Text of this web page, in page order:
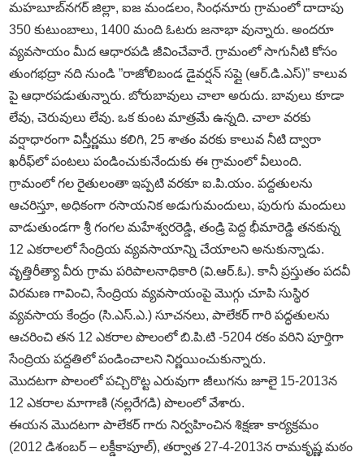
మహబూబ్నగర్ జిల్లా, ఐజ మండలం, సింధనూరు గ్రామంలో దాదాపు
350 కుటుంబాలు, 1400 మంది ఓటరు జనాభా వున్నారు. అందరూ
వ్యవసాయం మీద ఆధారపడి జీవించేవారే. గ్రామంలో సాగునీటి కోసం
తుంగభద్రా నది నుండి ”రాజోలిబండ డైవర్షన్ సప్లై (ఆర్.డి.ఎస్)” కాలువ
పై ఆధారపడుతున్నారు. బోరుబావులు చాలా అరుదు. బావులు కూడా
లేవు, చెరువులు లేవు. ఒక కుంట మాత్రమే ఉన్నది. చాలా వరకు
వర్షాధారంగా విస్తీర్ణము కలిగి, 25 శాతం వరకు కాలువ నీటి ద్వారా
ఖరీఫ్లో పంటలు పండించుకునేందుకు ఈ గ్రామంలో వీలుంది.
గ్రామంలో గల రైతులంతా ఇప్పటి వరకూ ఐ.పి.యం. పద్దతులను
ఆచరిస్తూ, అధికంగా రసాయనిక అడుగుమందులు, పురుగు మందులు
వాడుతుండగా శ్రీ గంగల మహేశ్వరరెడ్డి, తండ్రి పెద్ద భీమారెడ్డి తనకున్న
12 ఎకరాలలో సేంద్రియ వ్యవసాయాన్ని చేయాలని అనుకున్నాడు.
వృత్తిరీత్యా వీరు గ్రామ పరిపాలనాధికారి (వి.ఆర్.ఓ). కానీ ప్రస్తుతం పదవీ
విరమణ గావించి, సేంద్రియ వ్యవసాయంపై మొగ్గు చూపి సుస్థిర
వ్యవసాయ కేంద్రం (సి.ఎస్.ఎ.) సూచనలు, పాలేకర్ గారి పద్ధతులను
ఆచరించి తన 12 ఎకరాల పొలంలో బి.పి.టి -5204 రకం వరిని పూర్తిగా
సేంద్రియ పద్దతిలో పండించాలని నిర్ణయించుకున్నారు.
మొదటగా పొలంలో పచ్చిరొట్ట ఎరువుగా జీలుగను జూలై 15-2013న
12 ఎకరాల మాగాణి (నల్లరేగడి) పొలంలో వేశారు.
ఈయన మొదటగా పాలేకర్ గారు నిర్వహించిన శిక్షణా కార్యక్రమం
(2012 డిశంబర్ – లక్డీకాపూల్), తర్వాత 27-4-2013న రామకృష్ణ మఠం